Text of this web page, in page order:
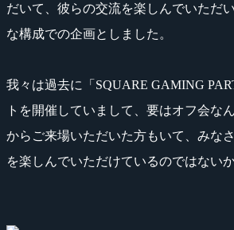
だいて、彼らの交流を楽しんでいただ
な構成での企画としました。
我々は過去に「SQUARE GAMING
トを開催していまして、要はオフ会な
からご来場いただいた方もいて、みな
を楽しんでいただけているのではない